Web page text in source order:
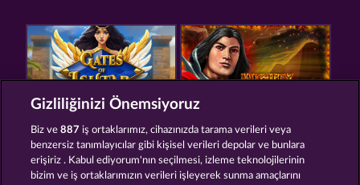
Gizliliğinizi Önemsiyoruz
Biz ve887 iş ortaklarımız, cihazınızda tarama verileri veya
benzersiz tanımlayıcılar gibi kişisel verileri depolar ve bunlara
erişiriz . Kabul ediyorum'nın seçilmesi, izleme teknolojilerinin
bizim ve iş ortaklarımızın verileri işleyerek sunma amaçlarını